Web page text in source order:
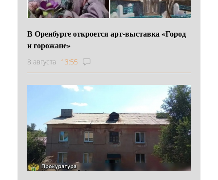
В Оренбурге откроется арт-выставка «Город
и горожане»
8 августа 13:55